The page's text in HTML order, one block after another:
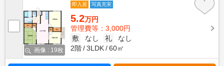
画像 : 19枚
即入居 写真充実
5.2万円
管理費等：3,000円
敷
なし 礼
なし
2階
3LDK 60㎡